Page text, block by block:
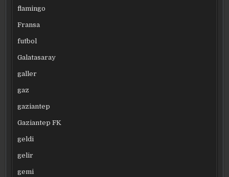
flamingo
Fransa
futbol
Galatasaray
galler
gaz
gaziantep
Gaziantep FK
geldi
gelir
gemi